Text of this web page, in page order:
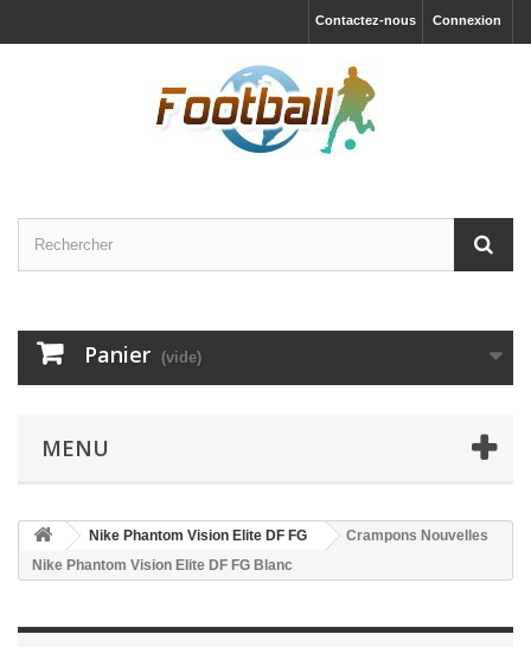
Connexion
Contactez-nous
Panier (vide)
MENU
Nike Phantom Vision Elite DF FG
Crampons Nouvelles
Nike Phantom Vision Elite DF FG Blanc